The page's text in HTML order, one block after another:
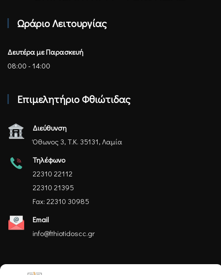
Ωράριο Λειτουργίας
Δευτέρα με Παρασκευή
08:00 - 14:00
Επιμελητήριο Φθιώτιδας
Διεύθυνση
Όθωνος 3, Τ.Κ. 35131, Λαμία
Τηλέφωνο
22310 22112
22310 21395
Fax: 22310 30985
Email
info@fthiotidoscc.gr
Ακολουθήστε μας